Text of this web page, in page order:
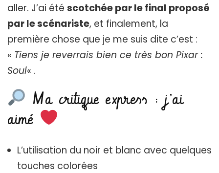
aller. J’ai été scotchée par le final proposé
par le scénariste, et finalement, la
première chose que je me suis dite c’est :
« Tiens je reverrais bien ce très bon Pixar :
Soul« .
Ma critique express : j’ai
aimé
L’utilisation du noir et blanc avec quelques
touches colorées